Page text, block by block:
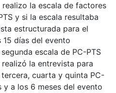
la escala de factores
y si la escala resultaba
estructurada para el
días del evento
escala de PC-PTS
la entrevista para
cuarta y quinta PC-
y a los 6 meses del evento